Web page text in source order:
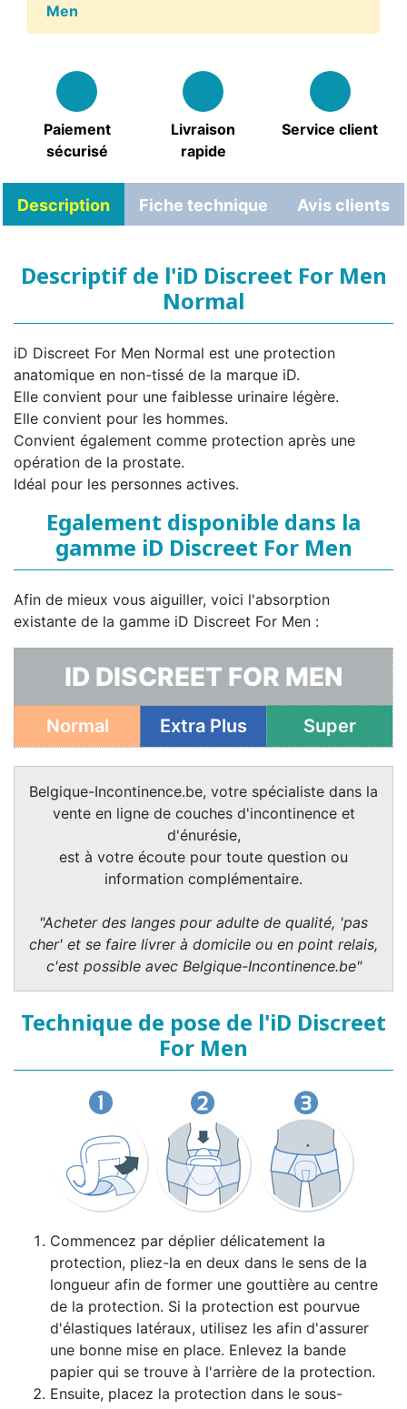
Men
Paiement
sécurisé
Livraison
rapide
Service client
Description Fiche technique Avis clients
Descriptif de l'iD Discreet For Men
Normal
iD Discreet For Men Normal est une protection
anatomique en non-tissé de la marque iD.
Elle convient pour une faiblesse urinaire légère.
Elle convient pour les hommes.
Convient également comme protection après une
opération de la prostate.
Idéal pour les personnes actives.
Egalement disponible dans la
gamme iD Discreet For Men
Afin de mieux vous aiguiller, voici l'absorption
existante de la gamme iD Discreet For Men :
ID DISCREET FOR MEN
Normal Extra Plus Super
Belgique-Incontinence.be, votre spécialiste dans la
vente en ligne de couches d'incontinence et
d'énurésie,
est à votre écoute pour toute question ou
information complémentaire.
"Acheter des langes pour adulte de qualité, 'pas
cher' et se faire livrer à domicile ou en point relais,
c'est possible avec Belgique-Incontinence.be"
Technique de pose de l'iD Discreet
For Men
Commencez par déplier délicatement la
protection, pliez-la en deux dans le sens de la
longueur afin de former une gouttière au centre
de la protection. Si la protection est pourvue
d'élastiques latéraux, utilisez les afin d'assurer
une bonne mise en place. Enlevez la bande
papier qui se trouve à l'arrière de la protection.
Ensuite, placez la protection dans le sous-